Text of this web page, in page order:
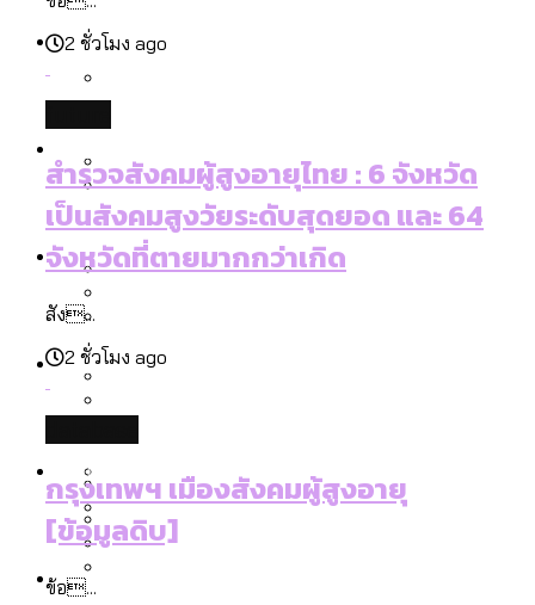
สำรวจร่างงบปี 70 ของ กทม. สำนักการ
จราจรฯ เพิ่ม 150% มีเพียง 5 เขตที่งบเพิ่ม
โดยเขตจตุจักรสูงสุด
เมื่อแยกท่องเที่ยวออกจากกีฬา กระทรวง
ใหม่จะมีงบฯ ประมาณเท่าไร
สมุดจดการบ้าน ส.ก. 2569 : แต่ละเขตมี
ปัญหาอะไรที่ ส.ก. ต้องทำการบ้าน
Vote62 ขอบคุณประชาชนที่ร่วม
Environment
สำรวจเหตุไฟไหม้ในกรุงเทพฯ ส่วนใหญ่มา
จากไฟฟ้าลัดวงจร เขตจตุจักรเกิดไฟฟ้า
ลัดวงจรมากที่สุด
ขึ้นและเข้าถึงได้มากน้อยแค่ไหน
ขยะมูลฝอย 2568 [ข้อมูลดิบ]
โลกใบเดียว สิทธิไม่เท่ากัน: กฎหมายการ
รับรองเพศของ Transgender ทั่วโลก
วิดีโอ AI ในช่วงความขัดแย้งไทย-กัมพูชา
[ข้อมูลดิบ]
Economy
เมกะโปรเจ็กต์ของ กทม. ในช่วงที่มีการใช้
ไหน
ค่าฝุ่นในกรุงเทพฯ 2025 เทียบกับจำนวน
Future
Database
Project
2 ชั่วโมง ago
สำรวจสังคมผู้สูงอายุไทย : 6 จังหวัด
เป็นสังคมสูงวัยระดับสุดยอด และ 64
จังหวัดที่ตายมากกว่าเกิด
สัง...
2 ชั่วโมง ago
กรุงเทพฯ เมืองสังคมผู้สูงอายุ
[ข้อมูลดิบ]
ข้อ...